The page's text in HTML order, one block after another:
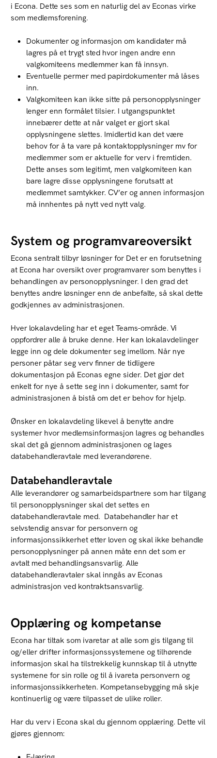
i Econa. Dette ses som en naturlig del av Econas virke
som medlemsforening.
Dokumenter og informasjon om kandidater må
lagres på et trygt sted hvor ingen andre enn
valgkomiteens medlemmer kan få innsyn.
Eventuelle permer med papirdokumenter må låses
inn.
Valgkomiteen kan ikke sitte på personopplysninger
lenger enn formålet tilsier. I utgangspunktet
innebærer dette at når valget er gjort skal
opplysningene slettes. Imidlertid kan det være
behov for å ta vare på kontaktopplysninger mv for
medlemmer som er aktuelle for verv i fremtiden.
Dette anses som legitimt, men valgkomiteen kan
bare lagre disse opplysningene forutsatt at
medlemmet samtykker. CV’er og annen informasjon
må innhentes på nytt ved nytt valg.
System og programvareoversikt
Econa sentralt tilbyr løsninger for Det er en forutsetning
at Econa har oversikt over programvarer som benyttes i
behandlingen av personopplysninger. I den grad det
benyttes andre løsninger enn de anbefalte, så skal dette
godkjennes av administrasjonen.
Hver lokalavdeling har et eget Teams-område. Vi
oppfordrer alle å bruke denne. Her kan lokalavdelinger
legge inn og dele dokumenter seg imellom. Når nye
personer påtar seg verv finner de tidligere
dokumentasjon på Econas egne sider. Det gjør det
enkelt for nye å sette seg inn i dokumenter, samt for
administrasjonen å bistå om det er behov for hjelp.
Ønsker en lokalavdeling likevel å benytte andre
systemer hvor medlemsinformasjon lagres og behandles
skal det gå gjennom administrasjonen og lages
databehandleravtale med leverandørene.
Databehandleravtale
Alle leverandører og samarbeidspartnere som har tilgang
til personopplysninger skal det settes en
databehandleravtale med. Databehandler har et
selvstendig ansvar for personvern og
informasjonssikkerhet etter loven og skal ikke behandle
personopplysninger på annen måte enn det som er
avtalt med behandlingsansvarlig. Alle
databehandleravtaler skal inngås av Econas
administrasjon ved kontraktsansvarlig.
Opplæring og kompetanse
Econa har tiltak som ivaretar at alle som gis tilgang til
og/eller drifter informasjonssystemene og tilhørende
informasjon skal ha tilstrekkelig kunnskap til å utnytte
systemene for sin rolle og til å ivareta personvern og
informasjonssikkerheten. Kompetansebygging må skje
kontinuerlig og være tilpasset de ulike roller.
Har du verv i Econa skal du gjennom opplæring. Dette vil
gjøres gjennom: